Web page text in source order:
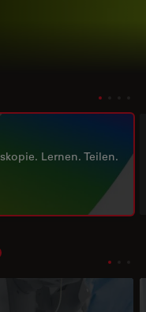
Lernen. Teilen.
subnavigation